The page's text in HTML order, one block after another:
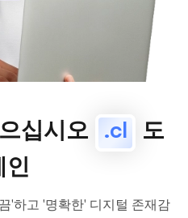
십시오 .cl 도
인
'하고 '명확한' 디지털 존재감